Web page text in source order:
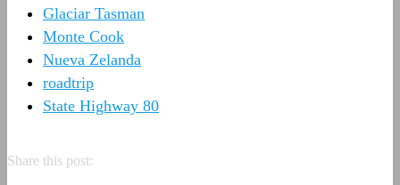
Glaciar Tasman
Monte Cook
Nueva Zelanda
roadtrip
State Highway 80
Share this post: